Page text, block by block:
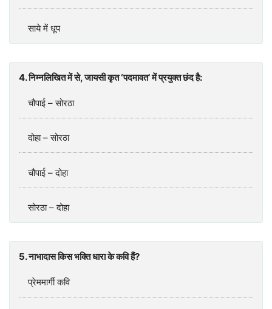
साये में धूप
4. निम्नलिखित में से, जायसी कृत ‘पदमावत’ में प्रयुक्त छंद है:
चौपाई – सोरठा
दोहा – सोरठा
चौपाई – दोहा
सोरठा – दोहा
5. नाभादास किस भक्ति धारा के कवि हैं?
प्रेममार्गी कवि